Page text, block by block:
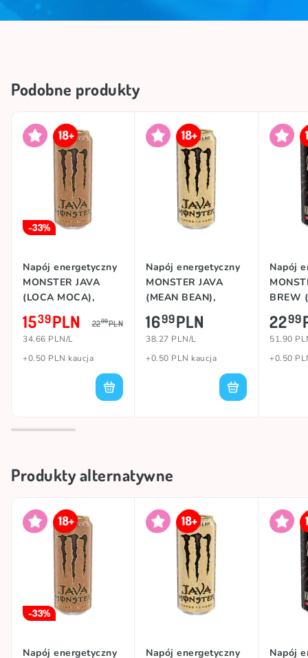
Podobne produkty
-33%
Napój energetyczny
MONSTER JAVA
(LOCA MOCA),
444ml
1539PLN 2299PLN
34.66 PLN/L
+0.50 PLN kaucja
Napój energetyczny
MONSTER JAVA
(MEAN BEAN),
444ml
1699PLN
38.27 PLN/L
+0.50 PLN kaucja
Napój
BREW
2299
51.90
+0.50
Produkty alternatywne
-33%
Napój energetyczny
Napój energetyczny
Napój